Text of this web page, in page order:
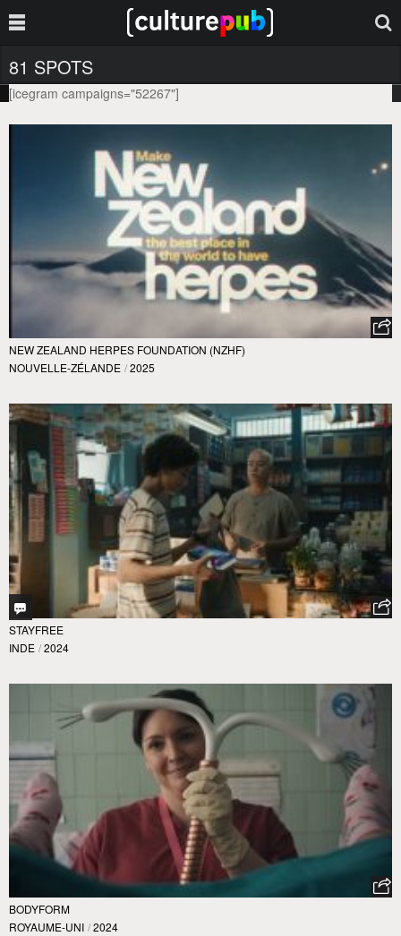
81 SPOTS
[icegram campaigns="52267"]
NEW ZEALAND HERPES FOUNDATION (NZHF)
NOUVELLE-ZÉLANDE / 2025
STAYFREE
INDE / 2024
BODYFORM
ROYAUME-UNI / 2024